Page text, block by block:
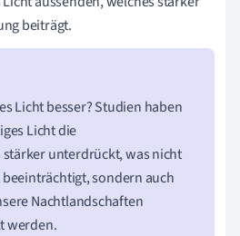
beiträgt.
Licht besser? Studien haben
Licht die
unterdrückt, was nicht
sondern auch
Nachtlandschaften
werden.